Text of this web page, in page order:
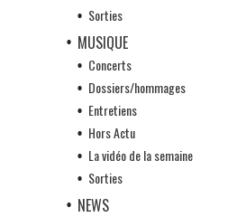
Sorties
MUSIQUE
Concerts
Dossiers/hommages
Entretiens
Hors Actu
La vidéo de la semaine
Sorties
NEWS